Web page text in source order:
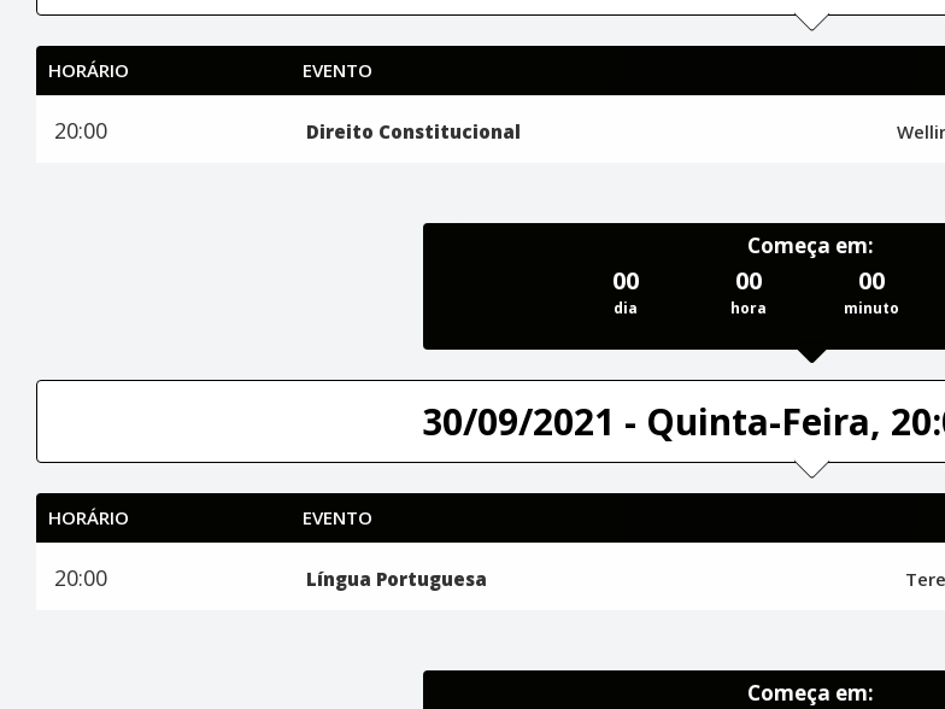
HORÁRIO EVENTO
20:00 Direito Constitucional
Começa em:
00
dia
00
hora
00
minuto
30/09/2021 - Quinta-Feira,
HORÁRIO EVENTO
20:00 Língua Portuguesa
Começa em: